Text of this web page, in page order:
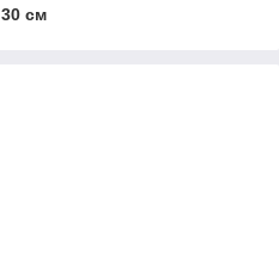
30 см